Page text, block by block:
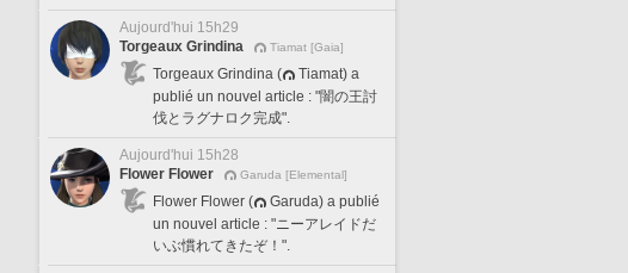
Aujourd'hui 15h29
Torgeaux Grindina
Tiamat [Gaia]
Torgeaux Grindina (
Tiamat) a
publié un nouvel article : "闇の王討
伐とラグナロク完成".
Aujourd'hui 15h28
Flower Flower
Garuda [Elemental]
Flower Flower (
Garuda) a publié
un nouvel article : "ニーアレイドだ
いぶ慣れてきたぞ！".